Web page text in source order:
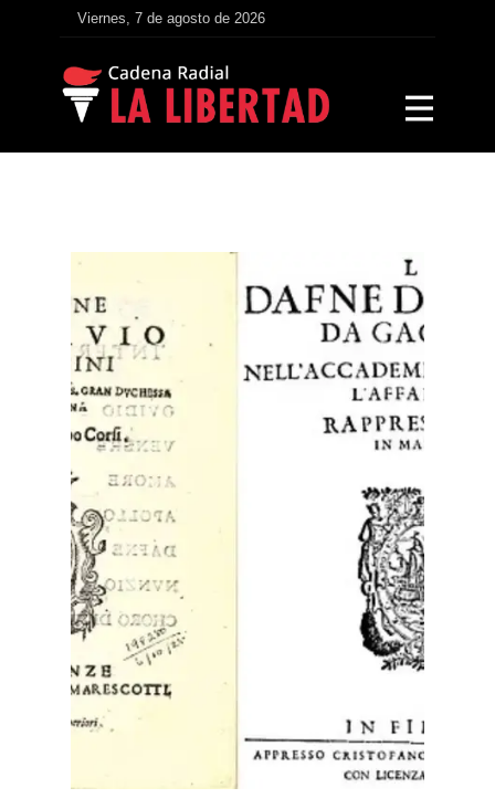
Viernes, 7 de agosto de 2026